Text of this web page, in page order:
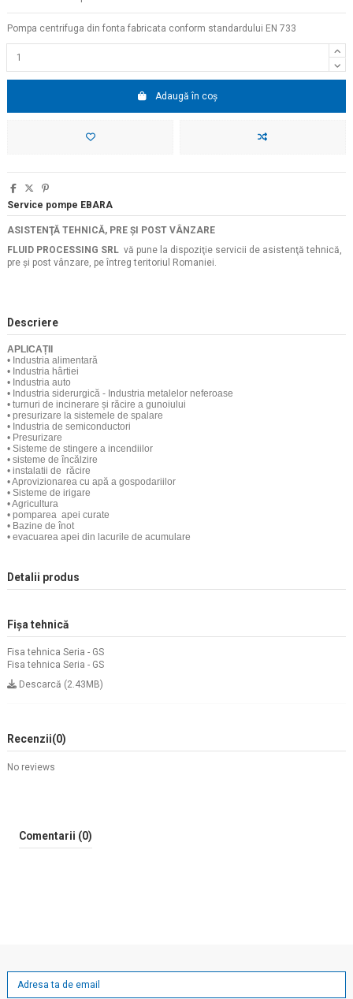
Pompa centrifuga din fonta fabricata conform standardului EN 733
Adaugă în coș
Service pompe EBARA
ASISTENŢĂ TEHNICĂ, PRE ŞI POST VÂNZARE
FLUID PROCESSING SRL vă pune la dispoziţie servicii de asistenţă tehnică,
pre şi post vânzare, pe întreg teritoriul Romaniei.
Descriere
APLICAȚII
• Industria alimentară
• Industria hârtiei
• Industria auto
• Industria siderurgică - Industria metalelor neferoase
• turnuri de incinerare și răcire a gunoiului
• presurizare la sistemele de spalare
• Industria de semiconductori
• Presurizare
• Sisteme de stingere a incendiilor
• sisteme de încălzire
• instalatii de răcire
• Aprovizionarea cu apă a gospodariilor
• Sisteme de irigare
• Agricultura
• pomparea apei curate
• Bazine de înot
• evacuarea apei din lacurile de acumulare
Detalii produs
Fișa tehnică
Fisa tehnica Seria - GS
Fisa tehnica Seria - GS
Descarcă (2.43MB)
Recenzii(0)
No reviews
Comentarii (0)